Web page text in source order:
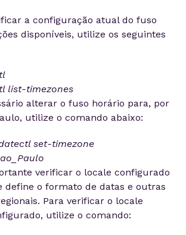
a configuração atual do fuso
disponíveis, utilize os seguintes
list-timezones
alterar o fuso horário para, por
utilize o comando abaixo:
set-timezone
verificar o locale configurado
define o formato de datas e outras
Para verificar o locale
utilize o comando: